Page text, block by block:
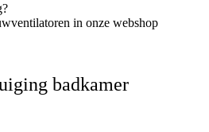
in onze webshop
badkamer